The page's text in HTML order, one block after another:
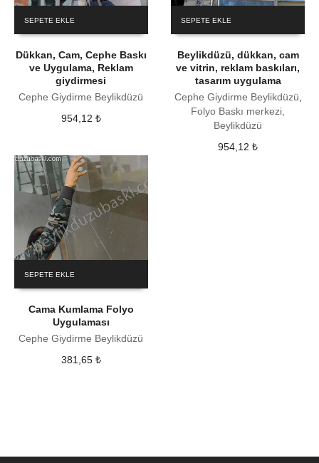
SEPETE EKLE
Dükkan, Cam, Cephe Baskı
ve Uygulama, Reklam
giydirmesi
Cephe Giydirme Beylikdüzü
954,12 ₺
SEPETE EKLE
Beylikdüzü, dükkan, cam
ve vitrin, reklam baskıları,
tasarım uygulama
Cephe Giydirme Beylikdüzü
Folyo Baskı merkezi,
Beylikdüzü
954,12₺
SEPETE EKLE
Cama Kumlama Folyo
Uygulaması
Cephe Giydirme Beylikdüzü
381,65 ₺